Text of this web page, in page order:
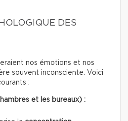
DES
nos émotions et nos
souvent inconsciente. Voici
:
et les bureaux) :